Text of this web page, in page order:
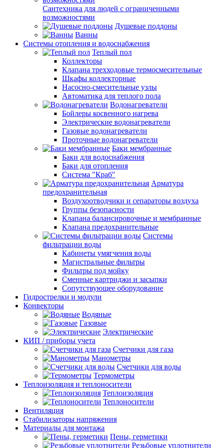
Сантехника для людей с ограниченными
возможностями
Душевые поддоны
Ванны
Системы отопления и водоснабжения
Теплый пол
Коллекторы
Клапана трехходовые термосмесительные
Шкафы коллекторные
Насосно-смесительные узлы
Автоматика для теплого пола
Водонагреватели
Бойлеры косвенного нагрева
Электрические водонагреватели
Газовые водонагреватели
Проточные водонагреватели
Баки мембранные
Баки для водоснабжения
Баки для отопления
Система "Краб"
Арматура
предохранительная
Воздухоотводчики и сепараторы воздуха
Группы безопасности
Клапана балансировочные и мембранные
Клапана предохранительные
Системы
фильтрации воды
Кабинеты умягчения воды
Магистральные фильтры
Фильтры под мойку
Сменные картриджи и засыпки
Сопутствующее оборудование
Гидрострелки и модули
Конвекторы
Водяные
Газовые
Электрические
КИП / приборы учета
Счетчики для газа
Манометры
Счетчики для воды
Термометры
Теплоизоляция и теплоносители
Теплоизоляция
Теплоносители
Вентиляция
Стабилизаторы напряжения
Материалы для монтажа
Пены, герметики
Резьбовые уплотнители